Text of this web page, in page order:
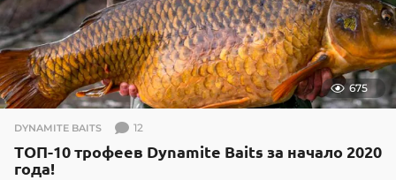
675
DYNAMITE BAITS 12
ТОП-10 трофеев Dynamite Baits за начало 2020
года!